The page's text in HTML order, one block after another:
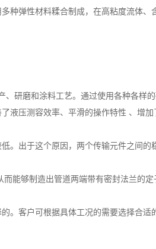
种弹性材料糅合制成，在高粘度流体
研磨和涂料工艺。通过使用各种各样
液压测容效率、平滑的操作特性 、增加
出于这个原因，两个传输元件之间
能够制造出管道两端带有密封法兰的定
。客户可根据具体工况的需要选择合适